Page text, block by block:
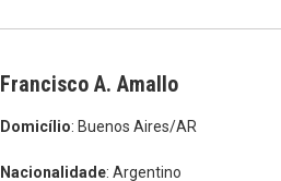
Francisco A. Amallo
Domicílio: Buenos Aires/AR
Nacionalidade: Argentino